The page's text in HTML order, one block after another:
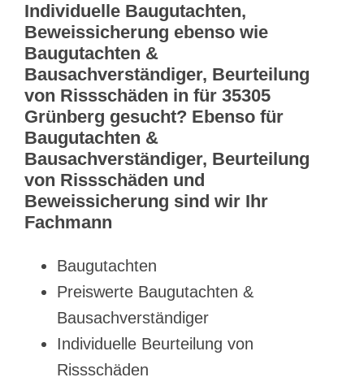
Individuelle Baugutachten,
Beweissicherung ebenso wie
Baugutachten &
Bausachverständiger, Beurteilung
von Rissschäden in für 35305
Grünberg gesucht? Ebenso für
Baugutachten &
Bausachverständiger, Beurteilung
von Rissschäden und
Beweissicherung sind wir Ihr
Fachmann
Baugutachten
Preiswerte Baugutachten &
Bausachverständiger
Individuelle Beurteilung von
Rissschäden